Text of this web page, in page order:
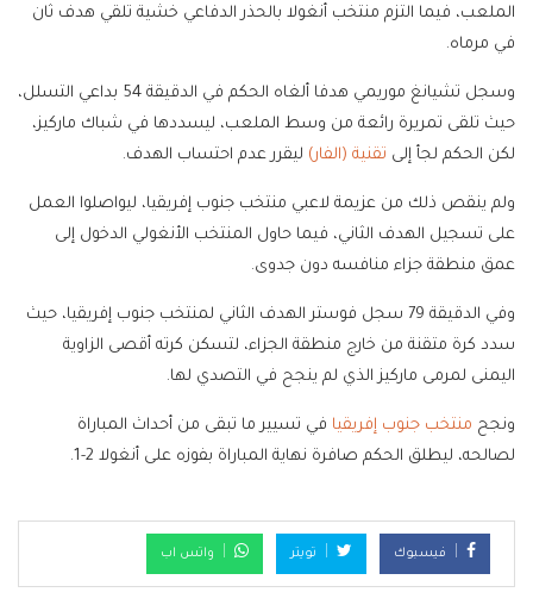
الملعب، فيما التزم منتخب أنغولا بالحذر الدفاعي خشية تلقي هدف ثان
في مرماه.
وسجل تشيانغ موريمي هدفا ألغاه الحكم في الدقيقة 54 بداعي التسلل،
حيث تلقى تمريرة رائعة من وسط الملعب، ليسددها في شباك ماركيز،
لكن الحكم لجأ إلى تقنية (الفار) ليقرر عدم احتساب الهدف.
ولم ينقص ذلك من عزيمة لاعبي منتخب جنوب إفريقيا، ليواصلوا العمل
على تسجيل الهدف الثاني، فيما حاول المنتخب الأنغولي الدخول إلى
عمق منطقة جزاء منافسه دون جدوى.
وفي الدقيقة 79 سجل فوستر الهدف الثاني لمنتخب جنوب إفريقيا، حيث
سدد كرة متقنة من خارج منطقة الجزاء، لتسكن كرته أقصى الزاوية
اليمنى لمرمى ماركيز الذي لم ينجح في التصدي لها.
ونجح منتخب جنوب إفريقيا في تسيير ما تبقى من أحداث المباراة
لصالحه، ليطلق الحكم صافرة نهاية المباراة بفوزه على أنغولا 2-1.
فيسبوك تويتر واتس اب